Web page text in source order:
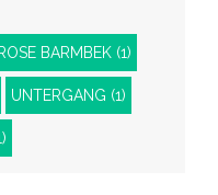
ROSE BARMBEK (1)
UNTERGANG (1)